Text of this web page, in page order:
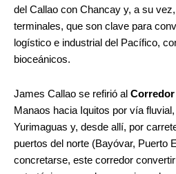
del Callao con Chancay y, a su
terminales, que son clave para
logístico e industrial del Pacífico,
bioceánicos.
James Callao se refirió al
Manaos hacia Iquitos por vía
Yurimaguas y, desde allí, por
puertos del norte (Bayóvar, Puerto
concretarse, este corredor